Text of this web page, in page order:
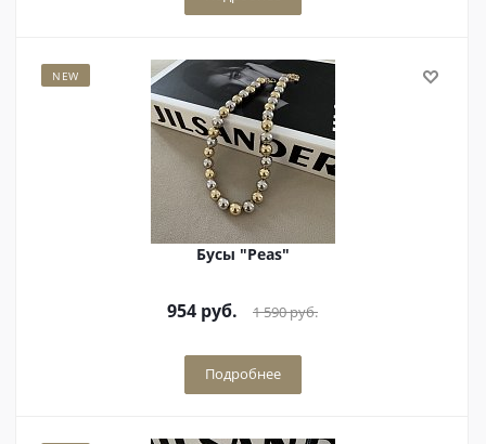
NEW
Бусы "Рeas"
954 руб. 1 590руб.
Подробнее